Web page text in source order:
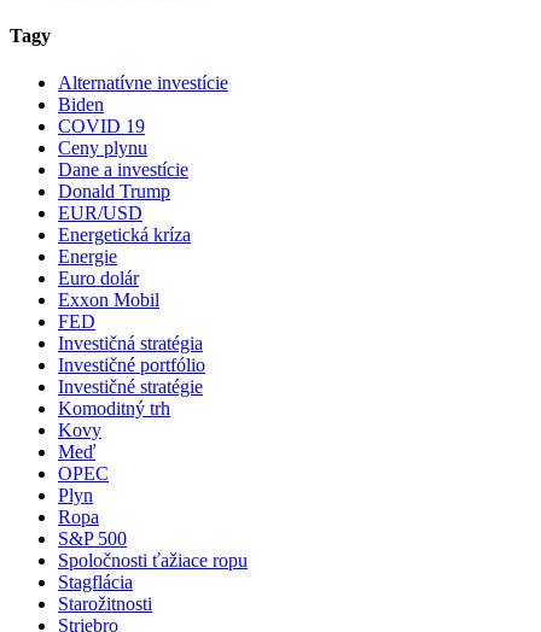
Tagy
Alternatívne investície
Biden
COVID 19
Ceny plynu
Dane a investície
Donald Trump
EUR/USD
Energetická kríza
Energie
Euro dolár
Exxon Mobil
FED
Investičná stratégia
Investičné portfólio
Investičné stratégie
Komoditný trh
Kovy
Meď
OPEC
Plyn
Ropa
S&P 500
Spoločnosti ťažiace ropu
Stagflácia
Starožitnosti
Striebro